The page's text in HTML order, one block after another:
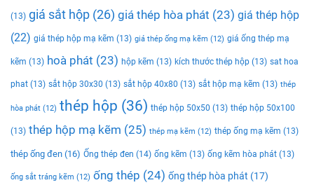
(13) giá sắt hộp (26) giá thép hòa phát (23) giá thép hộp
(22) giá thép hộp mạ kẽm (13) giá thép ống mạ kẽm (12) giá ống thép mạ
kẽm (13) hoà phát (23) hộp kẽm (13) kích thước thép hộp (13) sat hoa
phat (13) sắt hộp 30x30 (13) sắt hộp 40x80 (13) sắt hộp mạ kẽm (13) thép
hòa phát (12) thép hộp (36) thép hộp 50x50 (13) thép hộp 50x100
(13) thép hộp mạ kẽm (25) thép mạ kẽm (12) thép ống mạ kẽm (13)
thép ống đen (16) Ống thép đen (14) ống kẽm (13) ống kẽm hòa phát (13)
ống sắt tráng kẽm (12) ống thép (24) ống thép hòa phát (17)